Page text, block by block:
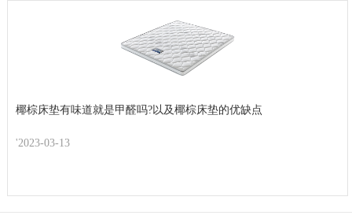
椰棕床垫有味道就是甲醛吗?以及椰棕床垫的优缺点
'2023-03-13